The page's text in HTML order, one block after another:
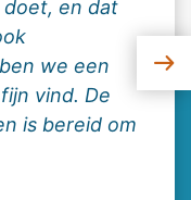
doet, en dat
we een
vind. De
is bereid om